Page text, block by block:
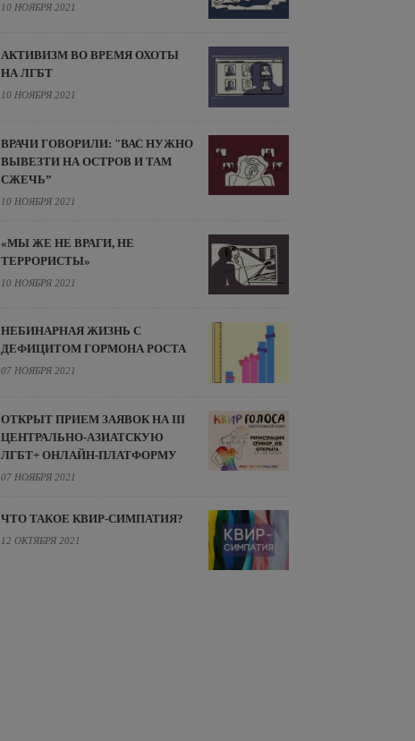
10 НОЯБРЯ 2021
АКТИВИЗМ ВО ВРЕМЯ ОХОТЫ
НА ЛГБТ
10 НОЯБРЯ 2021
ВРАЧИ ГОВОРИЛИ: "ВАС НУЖНО
ВЫВЕЗТИ НА ОСТРОВ И ТАМ
СЖЕЧЬ”
10 НОЯБРЯ 2021
«МЫ ЖЕ НЕ ВРАГИ, НЕ
ТЕРРОРИСТЫ»
10 НОЯБРЯ 2021
НЕБИНАРНАЯ ЖИЗНЬ С
ДЕФИЦИТОМ ГОРМОНА РОСТА
07 НОЯБРЯ 2021
ОТКРЫТ ПРИЕМ ЗАЯВОК НА III
ЦЕНТРАЛЬНО-АЗИАТСКУЮ
ЛГБТ+ ОНЛАЙН-ПЛАТФОРМУ
07 НОЯБРЯ 2021
ЧТО ТАКОЕ КВИР-СИМПАТИЯ?
12 ОКТЯБРЯ 2021